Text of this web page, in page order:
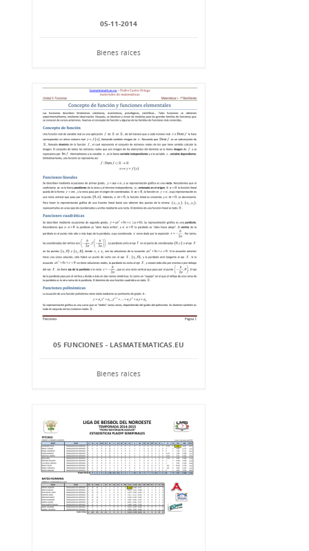
05-11-2014
Bienes raíces
05 FUNCIONES - LASMATEMATICAS.EU
Bienes raíces